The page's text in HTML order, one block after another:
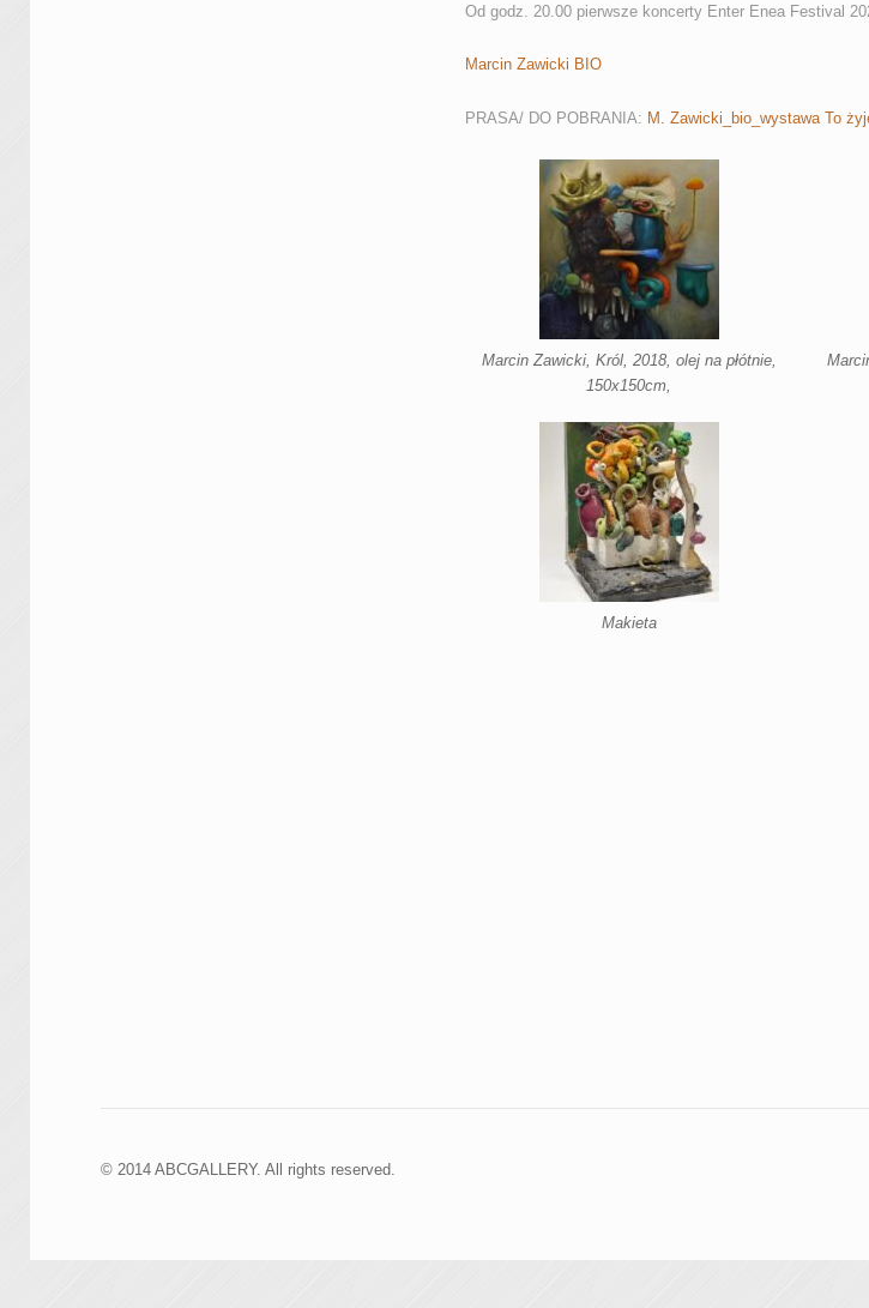
Od godz. 20.00 pierwsze koncerty Enter Enea Festival
Marcin Zawicki BIO
PRASA/ DO POBRANIA: M. Zawicki_bio_wystawa To
Marcin Zawicki, Król, 2018, olej na płótnie,
150x150cm,
Makieta
© 2014 ABCGALLERY. All rights reserved.